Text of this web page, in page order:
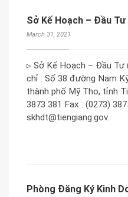
Sở Kế Hoạch – Đầu
March 31, 2021
▹ Sở Kế Hoạch – Đầu
chỉ : Số 38 đường Nam
thành phố Mỹ Tho, tỉnh
3873 381 Fax : (0273)
skhdt@tiengiang.gov.
Phòng Đăng Ký Kinh